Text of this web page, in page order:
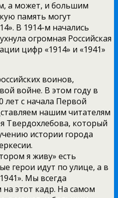
а может, и большим
память могут
В 1914-м начались
огромная Российская
цифр «1914» и «1941»
воинов,
войне. В этом году в
лет с начала Первой
нашим читателям
Твердохлебова, который
истории города
я живу» есть
герои идут по улице, а в
Мы всегда
этот кадр. На самом